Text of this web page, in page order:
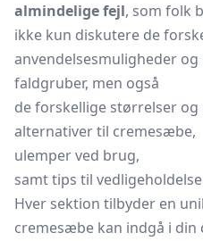
almindelige fejl, som folk
ikke kun diskutere de
anvendelsesmuligheder
faldgruber, men også
de forskellige størrelser og
alternativer til cremesæbe,
ulemper ved brug,
samt tips til
Hver sektion tilbyder en
cremesæbe kan indgå i din